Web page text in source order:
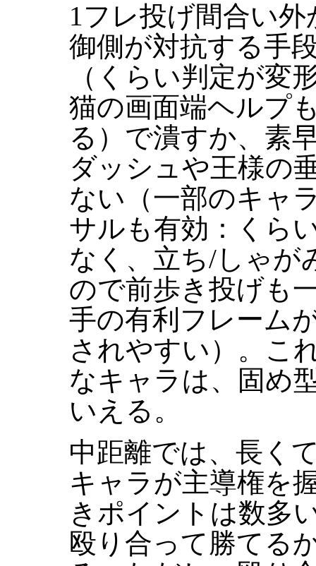
1フレ投げ間合い
御側が対抗する手
（くらい判定が変
猫の画面端ヘルプ
る）で潰すか、素
ダッシュや王様の
ない（一部のキャ
サルも有効：くら
なく、立ち/しゃが
ので前歩き投げも
手の有利フレーム
されやすい）。こ
なキャラは、固め
いえる。
中距離では、長く
キャラが主導権を
きポイントは数多
殴り合って勝てる